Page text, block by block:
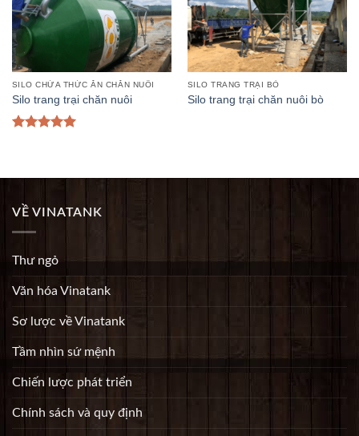
SILO CHỨA THỨC ĂN CHĂN NUÔI
Silo trang trại chăn nuôi
SILO TRANG TRẠI BÒ
Silo trang trại chăn nuôi bò
VỀ VINATANK
Thư ngỏ
Văn hóa Vinatank
Sơ lược về Vinatank
Tầm nhìn sứ mệnh
Chiến lược phát triển
Chính sách và quy định